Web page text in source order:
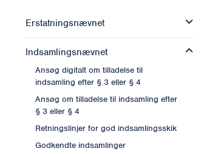
Erstatningsnævnet
Indsamlingsnævnet
Ansøg digitalt om tilladelse til
indsamling efter § 3 eller § 4
Ansøg om tilladelse til indsamling efter
§ 3 eller § 4
Retningslinjer for god indsamlingsskik
Godkendte indsamlinger